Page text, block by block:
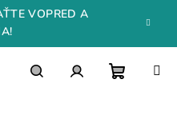
VOPRED A